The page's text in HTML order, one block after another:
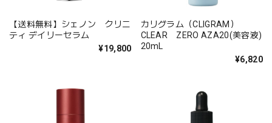
【送料無料】シェノン クリニ
ティ デイリーセラム
¥19,800
カリグラム（CLIGRAM）
CLEAR ZERO AZA20(美容液)
20mL
¥6,820